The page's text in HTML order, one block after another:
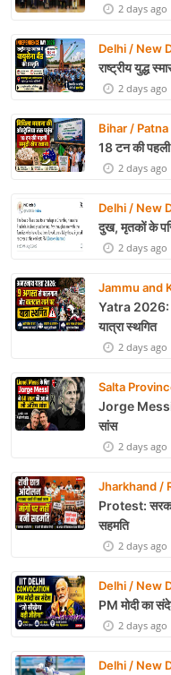
2 days ago
Delhi / New
राष्ट्रीय युद्ध
2 days ago
Bihar / Patna
18 टन की पहली
2 days ago
Delhi / New
दुख, मृतकों के
2 days ago
Jammu and
Yatra 2026:
यात्रा स्थगित
2 days ago
Salta
Jorge Messi
सांस
2 days ago
Jharkhand /
Protest:
सहमति
2 days ago
Delhi / New
PM मोदी का
2 days ago
Delhi / New